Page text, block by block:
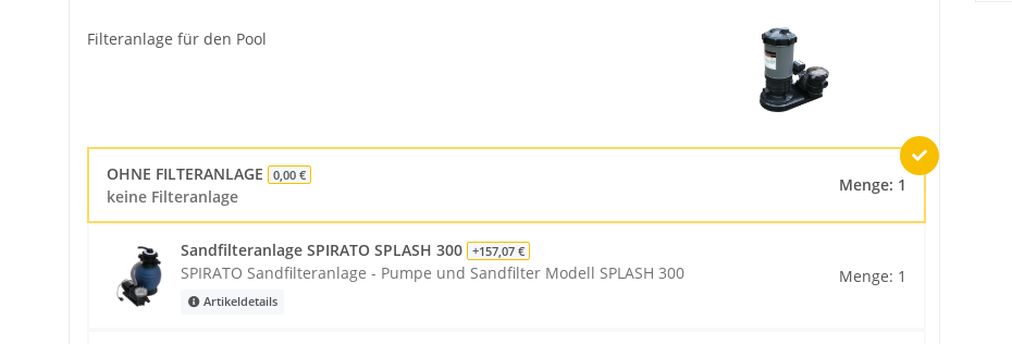
Filteranlage für den Pool
OHNE FILTERANLAGE 0,00 €
keine Filteranlage
Menge: 1
Sandfilteranlage SPIRATO SPLASH 300 +157,07 €
SPIRATO Sandfilteranlage - Pumpe und Sandfilter Modell SPLASH 300
Artikeldetails
Menge: 1